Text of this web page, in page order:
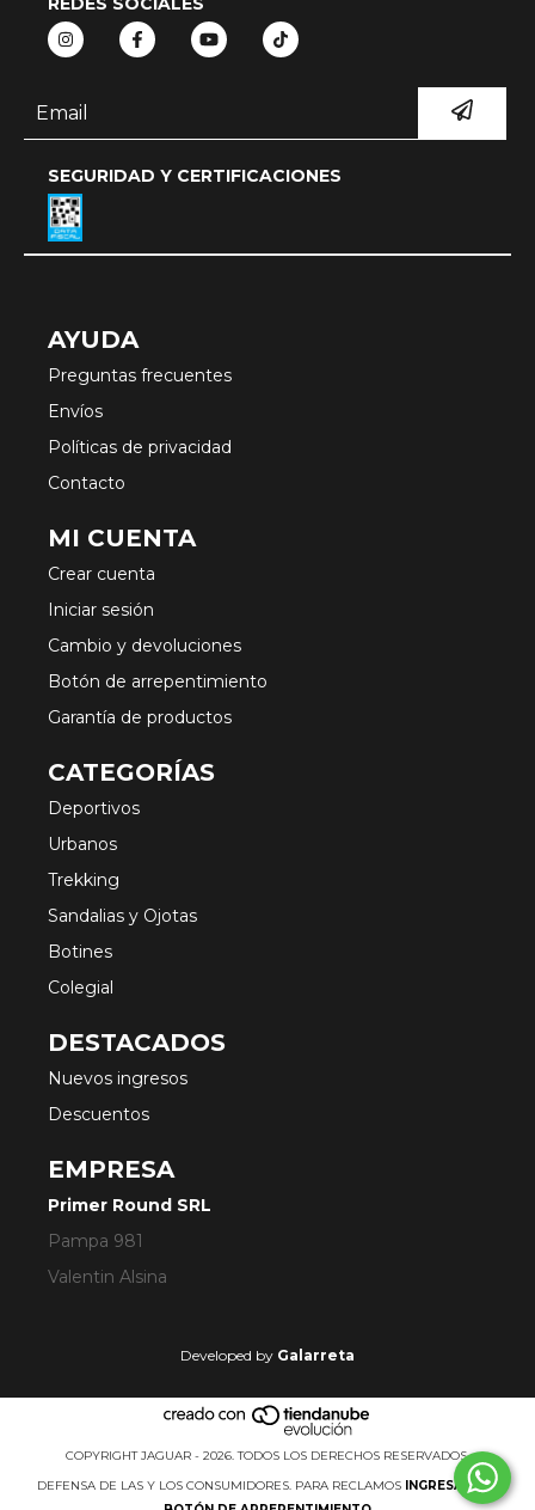
SEGURIDAD Y CERTIFICACIONES
AYUDA
Preguntas frecuentes
Envíos
Políticas de privacidad
Contacto
MI CUENTA
Crear cuenta
Iniciar sesión
Cambio y devoluciones
Botón de arrepentimiento
Garantía de productos
CATEGORÍAS
Deportivos
Urbanos
Trekking
Sandalias y Ojotas
Botines
Colegial
DESTACADOS
Nuevos ingresos
Descuentos
EMPRESA
Primer Round SRL
Pampa 981
Valentin Alsina
Developed by Galarreta
COPYRIGHT JAGUAR - 2026. TODOS LOS DERECHOS RESERVADOS.
DEFENSA DE LAS Y LOS CONSUMIDORES. PARA RECLAMOS INGRESÁ ACÁ.